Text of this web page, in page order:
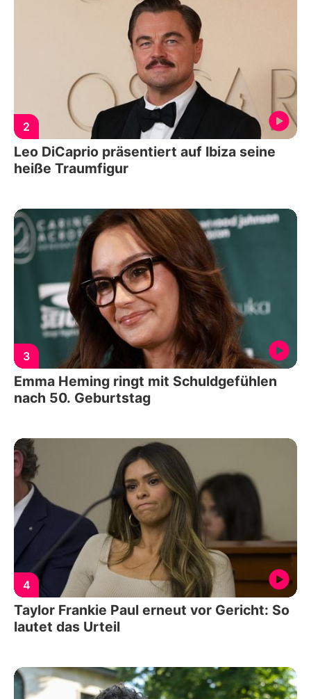
2
Leo DiCaprio präsentiert auf Ibiza seine
heiße Traumfigur
3
Emma Heming ringt mit Schuldgefühlen
nach 50. Geburtstag
4
Taylor Frankie Paul erneut vor Gericht: So
lautet das Urteil